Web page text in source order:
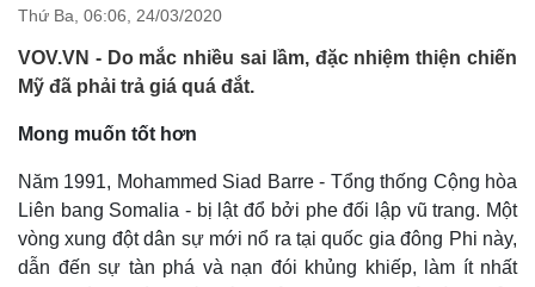
Nhận diện sự thật
Việc làm
Thứ Ba, 06:06, 24/03/2020
VOV.VN - Do mắc nhiều sai lầm, đặc nhiệm thiện chiến
Mỹ đã phải trả giá quá đắt.
Mong muốn tốt hơn
Năm 1991, Mohammed Siad Barre - Tổng thống Cộng hòa
Liên bang Somalia - bị lật đổ bởi phe đối lập vũ trang. Một
vòng xung đột dân sự mới nổ ra tại quốc gia đông Phi này,
dẫn đến sự tàn phá và nạn đói khủng khiếp, làm ít nhất